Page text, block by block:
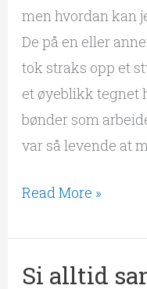
men hvordan kan
De på en eller
tok straks opp et
et øyeblikk tegnet
bønder som
var så levende at
Read More »
Si alltid
Si